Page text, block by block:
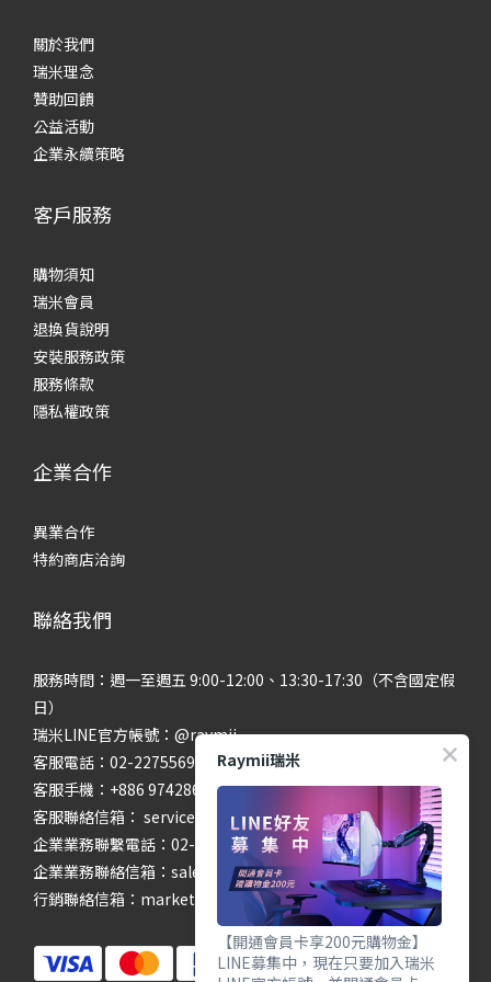
關於我們
瑞米理念
贊助回饋
公益活動
企業永續策略
客戶服務
購物須知
瑞米會員
退換貨說明
安裝服務政策
服務條款
隱私權政策
企業合作
異業合作
特約商店洽詢
聯絡我們
服務時間：週一至週五 9:00-12:00、13:30-17:30（不含國定假
日）
瑞米LINE官方帳號：@raymii
客服電話：02-22755699 #201 #202
客服手機：+886 974286654
客服聯絡信箱： service@raymii.com
企業業務聯繫電話：02-22755699 #302
企業業務聯絡信箱：sales@raymii.com
行銷聯絡信箱：marketing@raymii.com
Raymii瑞米
【開通會員卡享200元購物金】
LINE募集中，現在只要加入瑞米